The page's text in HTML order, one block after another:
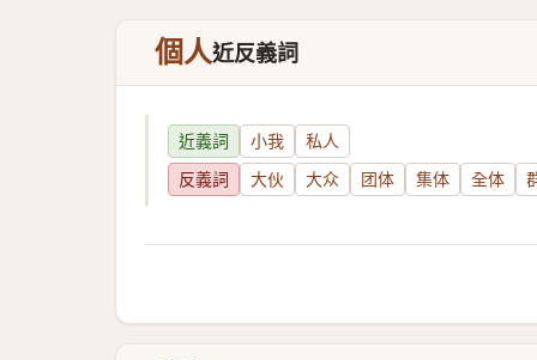
個人近反義詞
近義詞 小我
私人
反義詞
大伙 大众 团体 集体 全体